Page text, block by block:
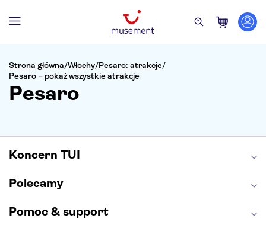
Strona główna/Włochy/Pesaro: atrakcje/
Pesaro – pokaż wszystkie atrakcje
Pesaro
Koncern TUI
Polecamy
Pomoc & support